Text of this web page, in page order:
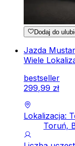
Dodaj do
Jazda
Wiele
bestseller
299,99 zł
Lokalizacja:
Toruń,